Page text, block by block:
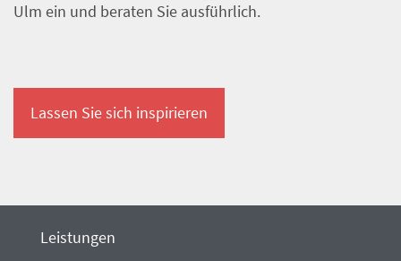
Ulm ein und beraten Sie ausführlich.
Lassen Sie sich inspirieren
Leistungen